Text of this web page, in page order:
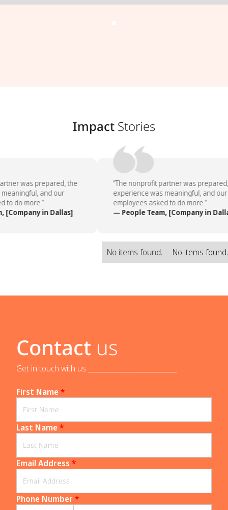
Impact Stories
was prepared, the
and our
do more.”
in Dallas]
“The nonprofit partner was prepared,
experience was meaningful, and our
employees asked to do more.”
— People Team, [Company in
No items found. No items
Contact us
Get in touch with us _____________________________
First Name*
Last Name*
Email Address *
Phone Number*